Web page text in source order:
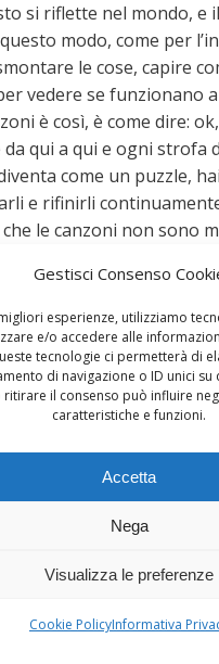
Gestisci Consenso
esperienze, utilizziamo
e/o accedere alle
tecnologie ci permetterà di
di navigazione o ID unici su
ritirare il consenso può influire
caratteristiche e funzioni.
Accetta
Nega
Visualizza le preferenze
Cookie PolicyInformativa
si riflette nel mondo, e
modo, come per
le cose, capire
vedere se funzionano
è così, è come dire:
qui a qui e ogni strofa
come un puzzle,
e rifinirli
le canzoni non sono
sempre capire quali
come renderle più forti.
ha sentito la
in due o tre giorni e basta.
che questa
respirare, allunghiamo
o lo spazio… ecco
quelle canzoni dopo
che lega le canzoni? O
mi piace